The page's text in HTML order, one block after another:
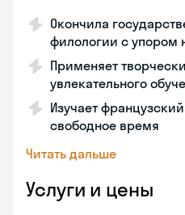
Окончила
филологии с упором
Применяет
увлекательного
Изучает
свободное время
Читать дальше
Услуги и цены